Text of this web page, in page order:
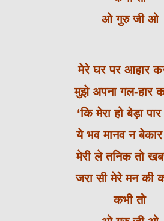
ओ गुरु जी ओ
मेरे घर पर आहार
मुझे अपना गल-हार
‘कि मेरा हो बेड़ा
ये भव मानव न
मेरी ले तनिक तो
जरा सी मेरे मन की
कभी तो